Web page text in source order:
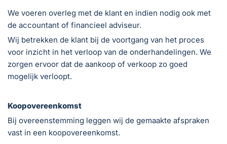
We voeren overleg met de klant en indien nodig ook met
de accountant of financieel adviseur.
Wij betrekken de klant bij de voortgang van het proces
voor inzicht in het verloop van de onderhandelingen. We
zorgen ervoor dat de aankoop of verkoop zo goed
mogelijk verloopt.
Koopovereenkomst
Bij overeenstemming leggen wij de gemaakte afspraken
vast in een koopovereenkomst.